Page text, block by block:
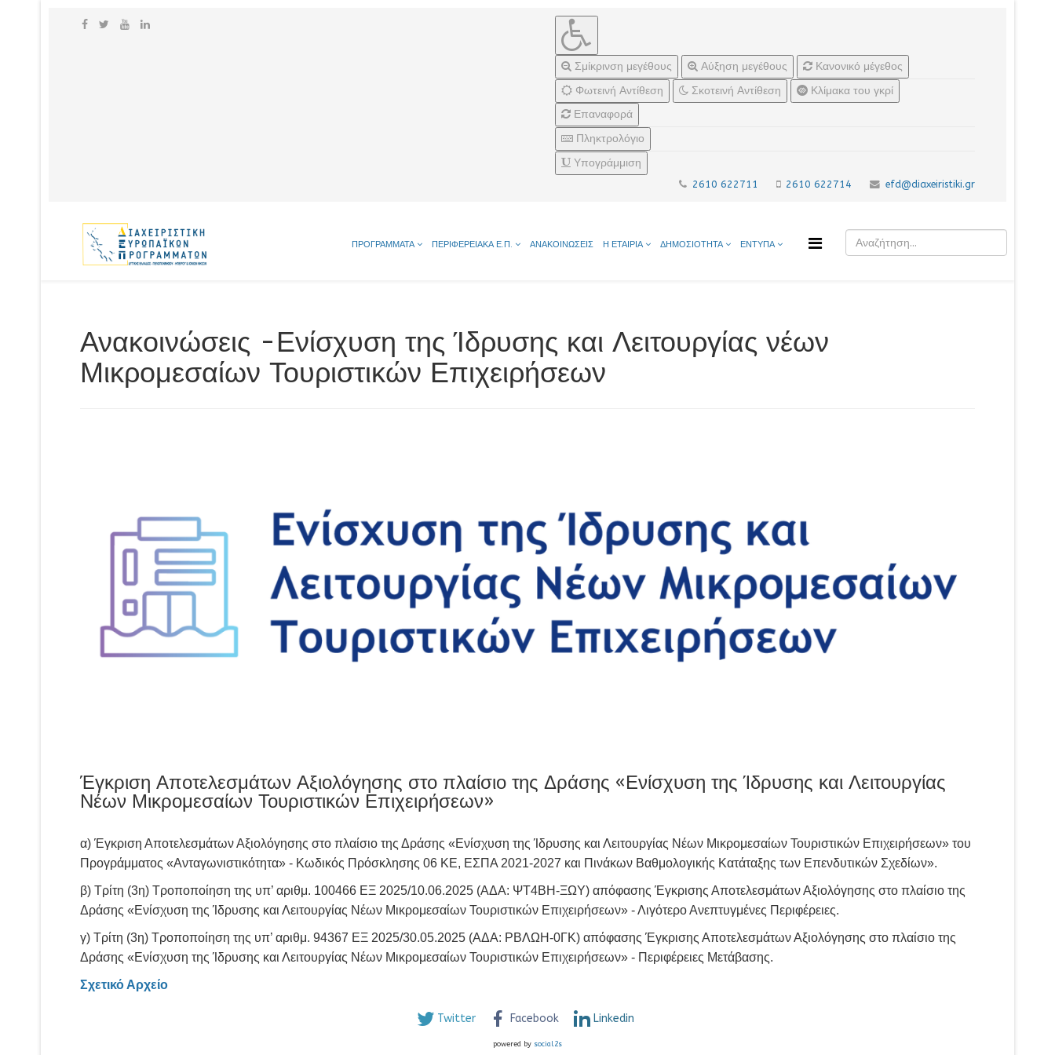
Σμίκρινση μεγέθους Αύξηση μεγέθους
Κανονικό μέγεθος
Φωτεινή Αντίθεση
Σκοτεινή Αντίθεση
Κλίμακα του γκρί
Επαναφορά
Πληκτρολόγιο
Υπογράμμιση
2610 622711 2610 622714 efd@diaxeiristiki.gr
ΠΡΟΓΡΑΜΜΑΤΑ ΠΕΡΙΦΕΡΕΙΑΚΑ Ε.Π. ΑΝΑΚΟΙΝΩΣΕΙΣ Η ΕΤΑΙΡΙΑ ΔΗΜΟΣΙΟΤΗΤΑ ΕΝΤΥΠΑ
Ανακοινώσεις -Ενίσχυση της Ίδρυσης και Λειτουργίας νέων
Μικρομεσαίων Τουριστικών Επιχειρήσεων
Έγκριση Αποτελεσμάτων Αξιολόγησης στο πλαίσιο της Δράσης «Ενίσχυση της Ίδρυσης και Λειτουργίας
Νέων Μικρομεσαίων Τουριστικών Επιχειρήσεων»
α) Έγκριση Αποτελεσμάτων Αξιολόγησης στο πλαίσιο της Δράσης «Ενίσχυση της Ίδρυσης και Λειτουργίας Νέων Μικρομεσαίων Τουριστικών Επιχειρήσεων» του
Προγράμματος «Ανταγωνιστικότητα» - Κωδικός Πρόσκλησης 06 ΚΕ, ΕΣΠΑ 2021-2027 και Πινάκων Βαθμολογικής Κατάταξης των Επενδυτικών Σχεδίων».
β) Τρίτη (3η) Τροποποίηση της υπ’ αριθμ. 100466 ΕΞ 2025/10.06.2025 (ΑΔΑ: ΨΤ4ΒΗ-ΞΩΥ) απόφασης Έγκρισης Αποτελεσμάτων Αξιολόγησης στο πλαίσιο της
Δράσης «Ενίσχυση της Ίδρυσης και Λειτουργίας Νέων Μικρομεσαίων Τουριστικών Επιχειρήσεων» - Λιγότερο Ανεπτυγμένες Περιφέρειες.
γ) Τρίτη (3η) Τροποποίηση της υπ’ αριθμ. 94367 ΕΞ 2025/30.05.2025 (ΑΔΑ: ΡΒΛΩΗ-0ΓΚ) απόφασης Έγκρισης Αποτελεσμάτων Αξιολόγησης στο πλαίσιο της
Δράσης «Ενίσχυση της Ίδρυσης και Λειτουργίας Νέων Μικρομεσαίων Τουριστικών Επιχειρήσεων» - Περιφέρειες Μετάβασης.
Σχετικό Αρχείο
Twitter Facebook Linkedin
powered by social2s